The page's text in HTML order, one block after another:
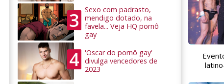
3
Sexo com padrasto,
mendigo dotado, na
favela... Veja HQ pornô
gay
4
'Oscar do pornô gay'
divulga vencedores de
2023